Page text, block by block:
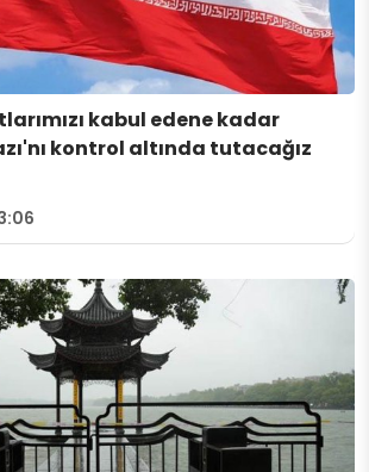
kabul edene kadar
kontrol altında tutacağız